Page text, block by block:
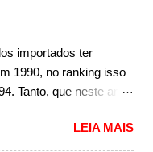
do Módulo
motriz, requerendo a
do modulo de...
Flex, conhecido
mutável com
que a concorrência
e agora ela
que estreou nos
importados ter
1990, no ranking isso
Tanto, que neste ano,
Corsa, o mais
que perdurou no
LEIA MAIS